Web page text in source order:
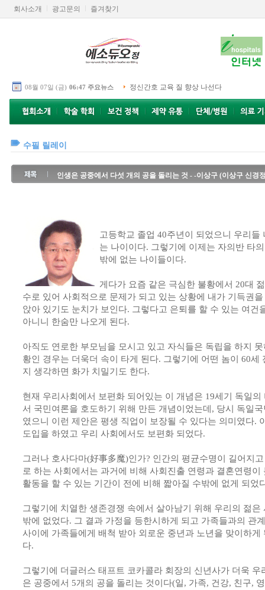
회사소개 광고문의 즐겨찾기
08월 07일 (금) 06:47 주요뉴스 정신간호 교육 질 향상 나선다
수필 릴레이
인생은 공중에서 다섯 개의 공을 돌리는 것 - -이상구 (이상구 신경
고등학교 졸업 40주년이 되었으니 우리들
는 나이이다. 그렇기에 이제는 자의반 타
밖에 없는 나이들이다.
게다가 요즘 같은 극심한 불황에서 20대
수로 있어 사회적으로 문제가 되고 있는 상황에 내가 기득권
앉아 있기도 눈치가 보인다. 그렇다고 은퇴를 할 수 있는 여건
아니니 한숨만 나오게 된다.
아직도 연로한 부모님을 모시고 있고 자식들은 독립을 하지
황인 경우는 더욱더 속이 타게 된다. 그렇기에 어떤 놈이 60세
지 생각하면 화가 치밀기도 한다.
현재 우리사회에서 보편화 되어있는 이 개념은 19세기 독일
서 국민여론을 호도하기 위해 만든 개념이었는데, 당시 독일
였으니 이런 제안은 평생 직업이 보장될 수 있다는 의미였다.
도입을 하였고 우리 사회에서도 보편화 되었다.
그러나 호사다마(好事多魔)인가? 인간의 평균수명이 길어지
로 하는 사회에서는 과거에 비해 사회진출 연령과 결혼연령이
활동을 할 수 있는 기간이 전에 비해 짧아질 수밖에 없게 되었
그렇기에 치열한 생존경쟁 속에서 살아남기 위해 우리의 젊은
밖에 없었다. 그 결과 가정을 등한시하게 되고 가족들과의 관
사이에 가족들에게 배척 받아 외로운 중년과 노년을 맞이하게
다.
그렇기에 더글러스 태프트 코카콜라 회장의 신년사가 더욱 우
은 공중에서 5개의 공을 돌리는 것이다(일, 가족, 건강, 친구,